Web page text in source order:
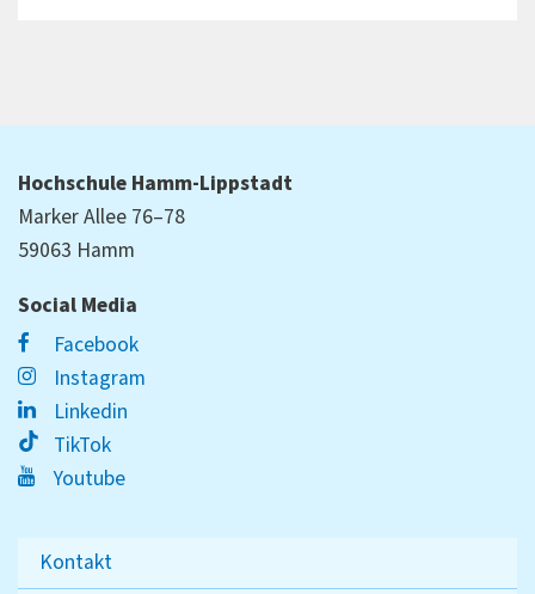
Hochschule Hamm-Lippstadt
Marker Allee 76–78
59063 Hamm
Social Media
Facebook
Instagram
Linkedin
TikTok
Youtube
Kontakt